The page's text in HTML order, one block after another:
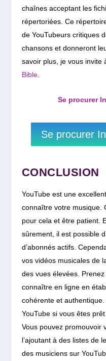
chaînes acceptant les
répertoriées. Ce
de YouTubeurs critiques
chansons et donneront
savoir plus, je vous invite
Bible.
Se procurer
Se procurer
CONCLUSION
YouTube est une
connaître votre musique.
pour cela et être patient.
sûrement, il est possible
d’abonnés actifs.
vos vidéos musicales de
des vues élevées.
connaître en ligne en
cohérente et authentique.
YouTube si vous êtes
Vous pouvez promouvoir
l’ajoutant à des listes de
des musiciens sur